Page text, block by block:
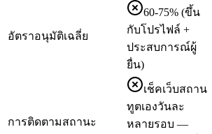
อัตราอนุมัติเฉลี่ย
60-75% (ขึ้น
กับโปรไฟล์ +
ประสบการณ์ผู้
ยื่น)
การติดตามสถานะ
เช็คเว็บสถาน
ทูตเองวันละ
หลายรอบ —